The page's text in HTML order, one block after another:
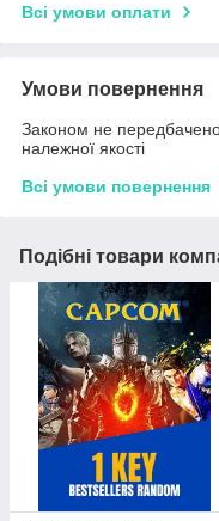
Всі умови оплати
Умови повернення
Законом не
належної якості
Всі умови повернення
Подібні товари